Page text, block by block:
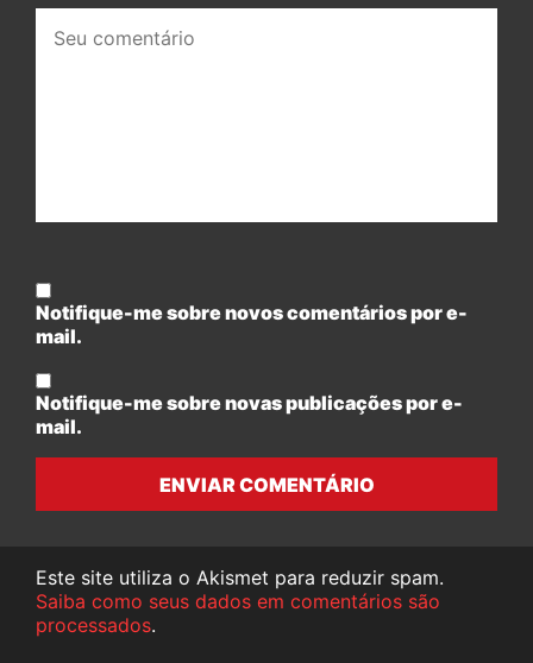
comentário:
Notifique-me sobre novos comentários por e-
mail.
Notifique-me sobre novas publicações por e-
mail.
ENVIAR COMENTÁRIO
Este site utiliza o Akismet para reduzir spam.
Saiba como seus dados em comentários são
processados.